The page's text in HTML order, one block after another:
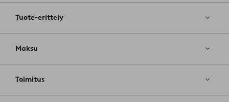
Tuote-erittely
Maksu
Toimitus